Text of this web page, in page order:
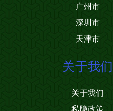
广州市
深圳市
天津市
关于我们
关于我们